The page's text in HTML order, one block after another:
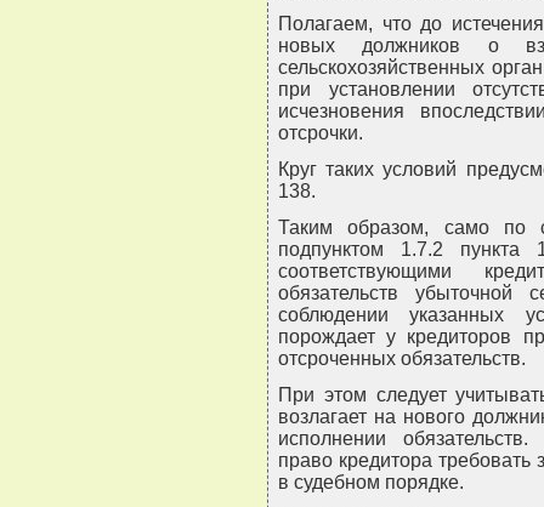
Полагаем, что до
новых должников о
сельскохозяйственных
при установлении
исчезновения
отсрочки.
Круг таких условий
138.
Таким образом, само по
подпунктом 1.7.2
соответствующими
обязательств убыточной
соблюдении указанных
порождает у кредиторов
отсроченных обязательств.
При этом следует
возлагает на нового
исполнении обязательств.
право кредитора требовать
в судебном порядке.